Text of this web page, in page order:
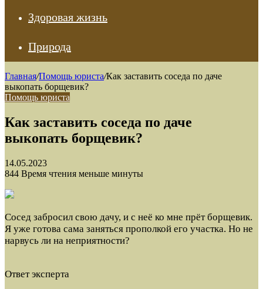
Здоровая жизнь
Природа
Главная/Помощь юриста/Как заставить соседа по даче
выкопать борщевик?
Помощь юриста
Как заставить соседа по даче
выкопать борщевик?
14.05.2023
844 Время чтения меньше минуты
Сосед забросил свою дачу, и с неё ко мне прёт борщевик.
Я уже готова сама заняться прополкой его участка. Но не
нарвусь ли на неприятности?
Ответ эксперта